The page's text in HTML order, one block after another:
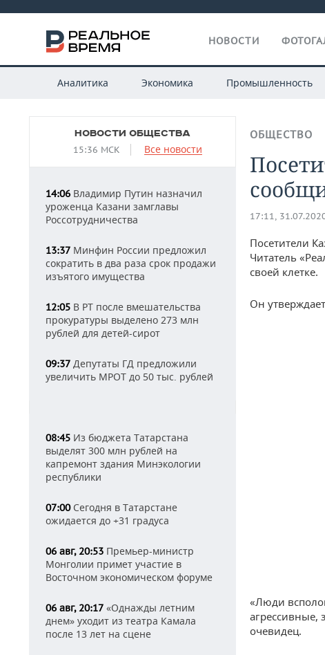
НОВОСТИ
Аналитика Экономика Промышленность
НОВОСТИ ОБЩЕСТВА
15:36 МСК Все новости
14:06 Владимир Путин назначил
уроженца Казани замглавы
Россотрудничества
13:37 Минфин России предложил
сократить в два раза срок продажи
изъятого имущества
12:05 В РТ после вмешательства
прокуратуры выделено 273 млн
рублей для детей-сирот
09:37 Депутаты ГД предложили
увеличить МРОТ до 50 тыс. рублей
08:45 Из бюджета Татарстана
выделят 300 млн рублей на
капремонт здания Минэкологии
республики
07:00Сегодня в Татарстане
ожидается до +31 градуса
06 авг, 20:53 Премьер-министр
Монголии примет участие в
Восточном экономическом форуме
06 авг, 20:17 «Однажды летним
днем» уходит из театра Камала
после 13 лет на сцене
ОБЩЕСТВО
17:11,
Посетители
Читатель
своей клетке.
Он
«Люди
агрессивные,
очевидец.